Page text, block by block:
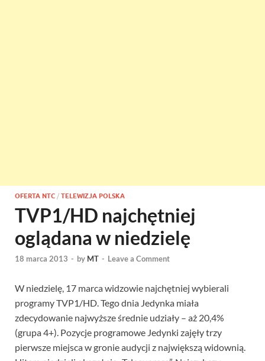
OFERTA NTC / TELEWIZJA POLSKA
TVP1/HD najchętniej
oglądana w niedzielę
18 marca 2013 - by MT - Leave a Comment
W niedzielę, 17 marca widzowie najchętniej wybierali
programy TVP1/HD. Tego dnia Jedynka miała
zdecydowanie najwyższe średnie udziały – aż 20,4%
(grupa 4+). Pozycje programowe Jedynki zajęły trzy
pierwsze miejsca w gronie audycji z największą widownią.